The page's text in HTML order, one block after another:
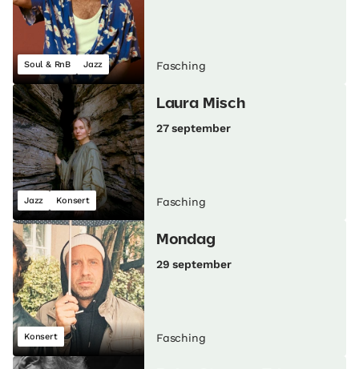
Soul & RnB Jazz Fasching
Jazz Konsert
Laura Misch
27 september
Fasching
Konsert
Mondag
29 september
Fasching